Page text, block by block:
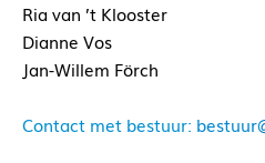
Ria van ’t Klooster
Dianne Vos
Jan-Willem Förch
Contact met bestuur: